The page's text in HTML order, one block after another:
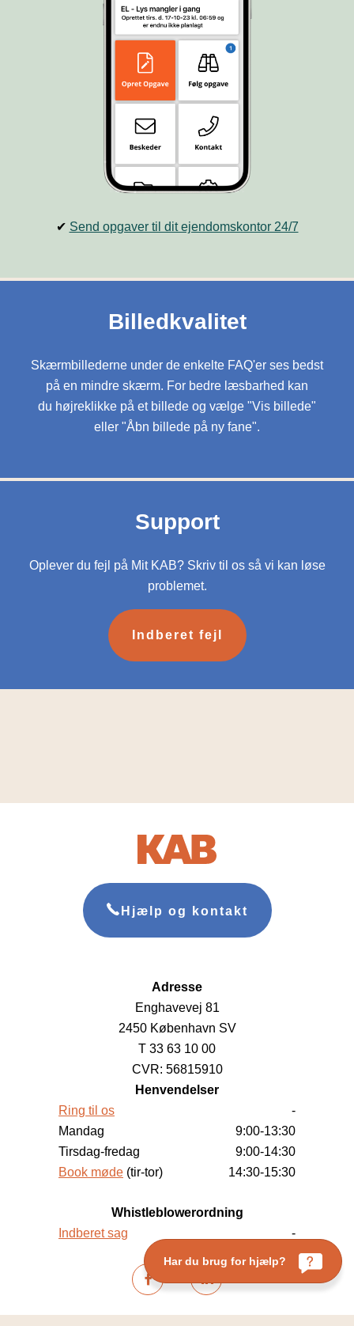
✔ Send opgaver til dit ejendomskontor 24/7
Billedkvalitet
Skærmbillederne under de enkelte FAQ'er ses bedst
på en mindre skærm. For bedre læsbarhed kan
du højreklikke på et billede og vælge "Vis billede"
eller "Åbn billede på ny fane".
Support
Oplever du fejl på Mit KAB? Skriv til os så vi kan løse
problemet.
Indberet fejl
Hjælp og kontakt
Adresse
Enghavevej 81
2450 København SV
T 33 63 10 00
CVR: 56815910
Henvendelser
Ring til os
-
Mandag
9:00-13:30
Tirsdag-fredag
9:00-14:30
Book møde (tir-tor) 14:30-15:30
Whistleblowerordning
Indberet sag
-
Har du brug for hjælp?